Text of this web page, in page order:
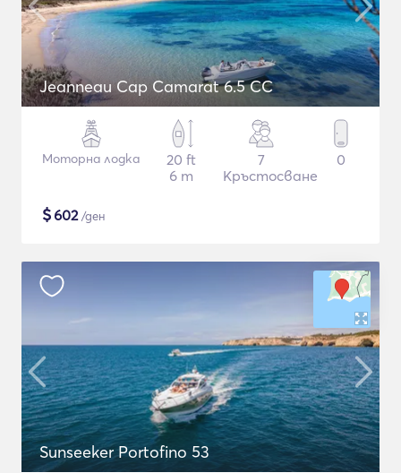
Jeanneau Cap Camarat 6.5 CC
Моторна лодка
20 ft
6 m
7
Кръстосване
0
$602/ден
Sunseeker Portofino 53